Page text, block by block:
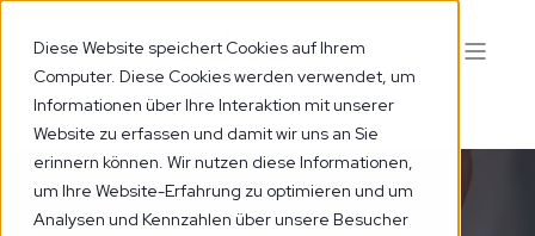
Diese Website speichert Cookies auf Ihrem
Computer. Diese Cookies werden verwendet, um
Informationen über Ihre Interaktion mit unserer
Website zu erfassen und damit wir uns an Sie
erinnern können. Wir nutzen diese Informationen,
um Ihre Website-Erfahrung zu optimieren und um
Analysen und Kennzahlen über unsere Besucher